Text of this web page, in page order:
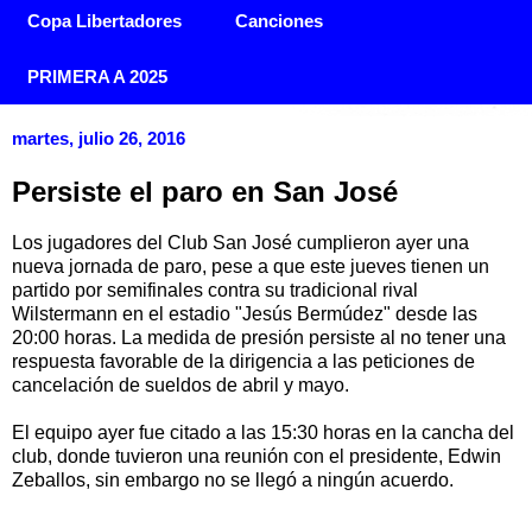
Copa Libertadores Canciones
PRIMERA A 2025
martes, julio 26, 2016
Persiste el paro en San José
Los jugadores del Club San José cumplieron ayer una
nueva jornada de paro, pese a que este jueves tienen un
partido por semifinales contra su tradicional rival
Wilstermann en el estadio "Jesús Bermúdez" desde las
20:00 horas. La medida de presión persiste al no tener una
respuesta favorable de la dirigencia a las peticiones de
cancelación de sueldos de abril y mayo.
El equipo ayer fue citado a las 15:30 horas en la cancha del
club, donde tuvieron una reunión con el presidente, Edwin
Zeballos, sin embargo no se llegó a ningún acuerdo.